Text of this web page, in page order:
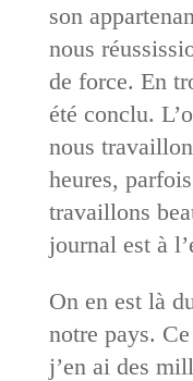
son
nous
de force. En
été conclu.
nous
heures,
travaillons
journal est à
On en est là
notre pays.
j’en ai des